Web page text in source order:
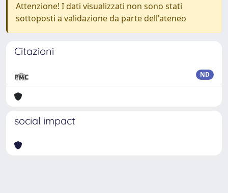
Attenzione! I dati visualizzati non sono stati
sottoposti a validazione da parte dell'ateneo
Citazioni
ND
social impact